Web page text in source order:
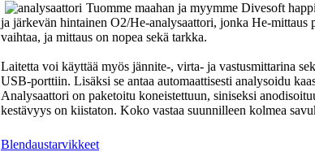
Tuomme maahan ja myymme Divesoft
ja järkevän hintainen O2/He-analysaattori, jonka He-mittaus
vaihtaa, ja mittaus on nopea sekä tarkka.
Laitetta voi käyttää myös jännite-, virta- ja vastusmittarina
USB-porttiin. Lisäksi se antaa automaattisesti analysoidu
Analysaattori on paketoitu koneistettuun, siniseksi
kestävyys on kiistaton. Koko vastaa suunnilleen kolmea
Blendaustarvikkeet